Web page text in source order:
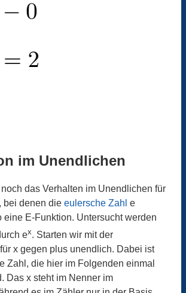
im Unendlichen
das Verhalten im Unendlichen für
bei denen die eulersche Zahl e
eine E-Funktion. Untersucht werden
ex. Starten wir mit der
x gegen plus unendlich. Dabei ist
Zahl, die hier im Folgenden einmal
Das x steht im Nenner im